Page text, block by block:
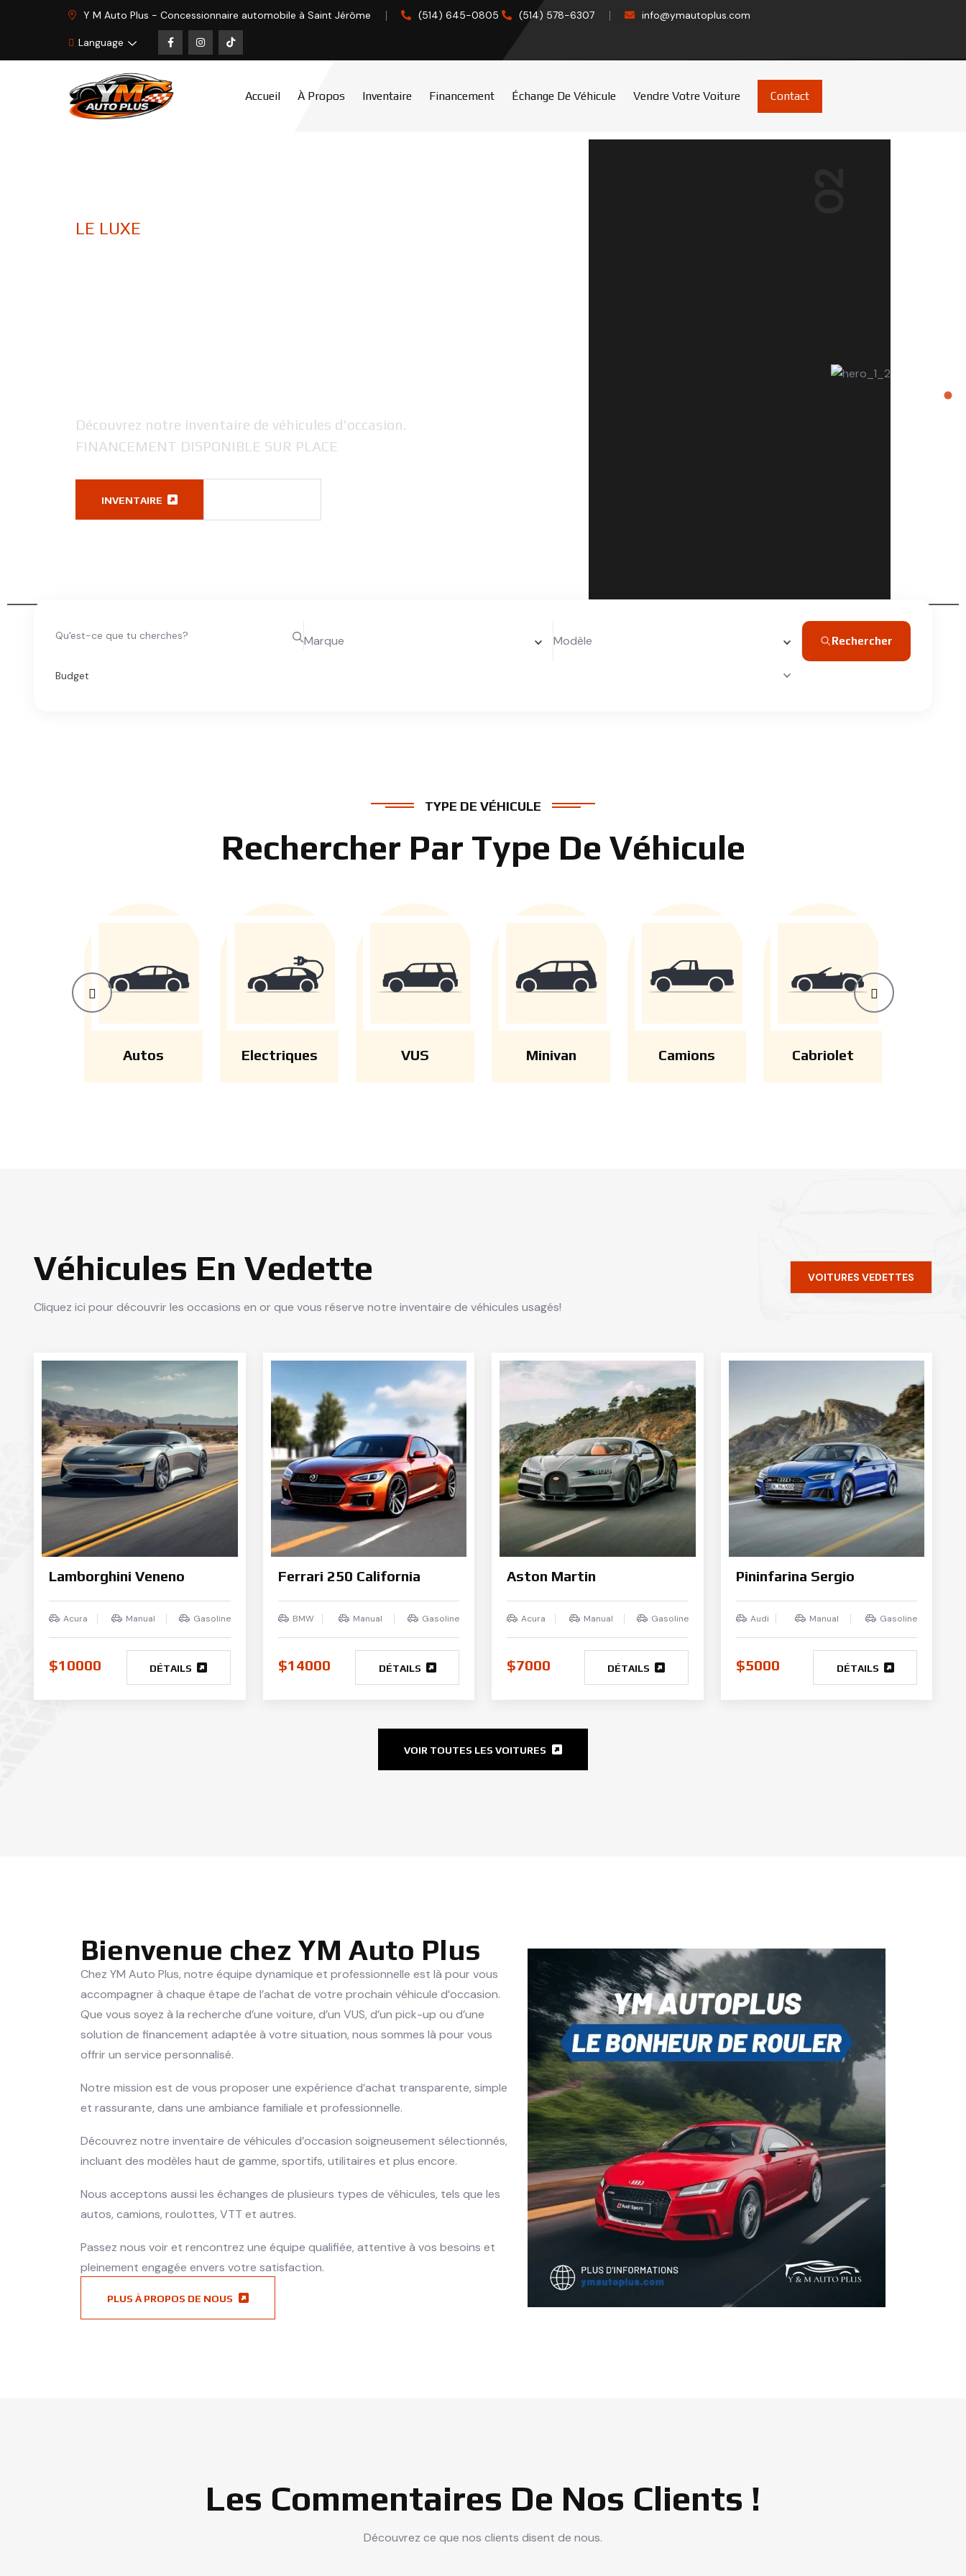
Y M Auto Plus - Concessionnaire automobile à Saint Jérôme (514) 645-0805 (514) 578-6307 info@ymautoplus.com
Language
Accueil À Propos Inventaire Financement Échange De Véhicule Vendre Votre Voiture Contact
trajet
FINANCEMENT DISPONIBLE SUR PLACE
Marque Modèle
Budget
Rechercher
TYPE DE VÉHICULE
Rechercher Par Type De Véhicule
Autos Electriques VUS Minivan Camions Cabriolet
Véhicules En Vedette
Cliquez ici pour découvrir les occasions en or que vous réserve notre inventaire de véhicules usagés!
VOITURES VEDETTES
Lamborghini Veneno
Acura Manual Gasoline
$10000 DÉTAILS
Ferrari 250 California
BMW Manual Gasoline
$14000 DÉTAILS
Aston Martin
Acura Manual Gasoline
$7000 DÉTAILS
Pininfarina Sergio
Audi Manual Gasoline
$5000 DÉTAILS
VOIR TOUTES LES VOITURES
Bienvenue chez YM Auto Plus
Chez YM Auto Plus, notre équipe dynamique et professionnelle est là pour vous
accompagner à chaque étape de l’achat de votre prochain véhicule d’occasion.
Que vous soyez à la recherche d’une voiture, d’un VUS, d’un pick-up ou d’une
solution de financement adaptée à votre situation, nous sommes là pour vous
offrir un service personnalisé.
Notre mission est de vous proposer une expérience d’achat transparente, simple
et rassurante, dans une ambiance familiale et professionnelle.
Découvrez notre inventaire de véhicules d’occasion soigneusement sélectionnés,
incluant des modèles haut de gamme, sportifs, utilitaires et plus encore.
Nous acceptons aussi les échanges de plusieurs types de véhicules, tels que les
autos, camions, roulottes, VTT et autres.
Passez nous voir et rencontrez une équipe qualifiée, attentive à vos besoins et
pleinement engagée envers votre satisfaction.
PLUS À PROPOS DE NOUS
Les Commentaires De Nos Clients !
Découvrez ce que nos clients disent de nous.